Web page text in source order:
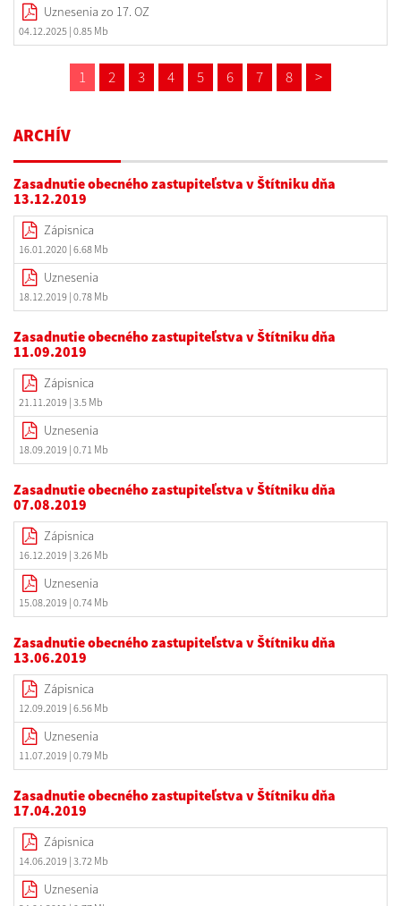
Uznesenia zo 17. OZ
04.12.2025 | 0.85 Mb
1 2 3 4 5 6 7 8 >
ARCHÍV
Zasadnutie obecného zastupiteľstva v Štítniku dňa
13.12.2019
Zápisnica
16.01.2020 | 6.68 Mb
Uznesenia
18.12.2019 | 0.78 Mb
Zasadnutie obecného zastupiteľstva v Štítniku dňa
11.09.2019
Zápisnica
21.11.2019 | 3.5 Mb
Uznesenia
18.09.2019 | 0.71 Mb
Zasadnutie obecného zastupiteľstva v Štítniku dňa
07.08.2019
Zápisnica
16.12.2019 | 3.26 Mb
Uznesenia
15.08.2019 | 0.74 Mb
Zasadnutie obecného zastupiteľstva v Štítniku dňa
13.06.2019
Zápisnica
12.09.2019 | 6.56 Mb
Uznesenia
11.07.2019 | 0.79 Mb
Zasadnutie obecného zastupiteľstva v Štítniku dňa
17.04.2019
Zápisnica
14.06.2019 | 3.72 Mb
Uznesenia